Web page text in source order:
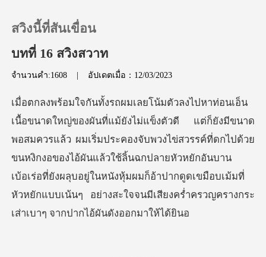
เติมเงิน
ประวัติการอ่าน
ออกจากระบบ
สวิงนี้ที่สันเขื่อน
บทที่ 16 สวิงสวาท
จำนวนคำ:1608 | อัปเดตเมื่อ：12/03/2023
ว ผมเริ่มประคองจับพวงไข่สวรรค์ที่ดกไปด้วย
ขนหงิกงอของไอ้ผันแล้วใช้ลิ้นฉกปลายหัวหยักอันบาน
เบ้อเร่อที่ยังผลุบอยู่ในหนัง